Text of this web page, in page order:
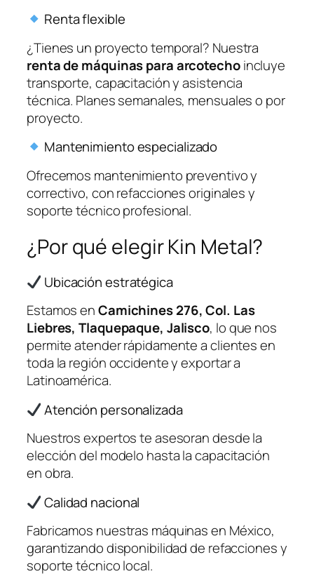
Renta flexible
¿Tienes un proyecto temporal? Nuestra
renta de máquinas para arcotechoincluye
transporte, capacitación y asistencia
técnica. Planes semanales, mensuales o por
proyecto.
Mantenimiento especializado
Ofrecemos mantenimiento preventivo y
correctivo, con refacciones originales y
soporte técnico profesional.
¿Por qué elegir Kin Metal?
Ubicación estratégica
Estamos enCamichines 276, Col. Las
Liebres, Tlaquepaque, Jalisco, lo que nos
permite atender rápidamente a clientes en
toda la región occidente y exportar a
Latinoamérica.
Atención personalizada
Nuestros expertos te asesoran desde la
elección del modelo hasta la capacitación
en obra.
Calidad nacional
Fabricamos nuestras máquinas en México,
garantizando disponibilidad de refacciones y
soporte técnico local.